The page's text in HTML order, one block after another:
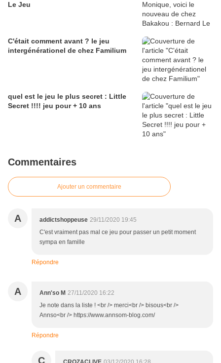
Le Jeu
C'était comment avant ? le jeu
intergénérationel de chez Familium
quel est le jeu le plus secret : Little
Secret !!!! jeu pour + 10 ans
Commentaires
Ajouter un commentaire
A addictshoppeuse 29/11/2020 19:45
C'est vraiment pas mal ce jeu pour passer un petit moment
sympa en famille
Répondre
A Ann'so M 27/11/2020 16:22
Je note dans la liste ! <br /> merci<br /> bisous<br />
Annso<br /> https://www.annsom-blog.com/
Répondre
C